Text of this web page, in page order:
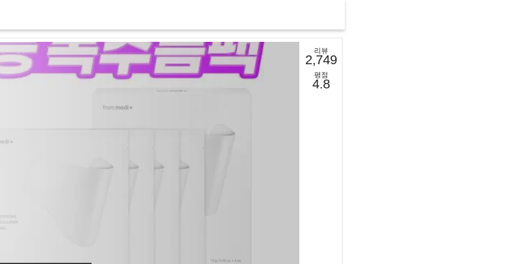
리뷰
2,749
평점
4.8